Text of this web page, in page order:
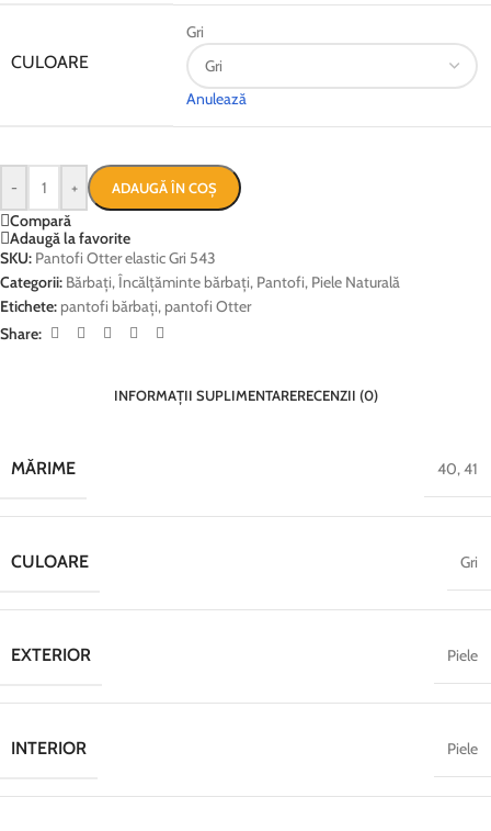
CULOARE
Gri
Anulează
- + ADAUGĂ ÎN COȘ
Compară
Adaugă la favorite
SKU: Pantofi Otter elastic Gri 543
Categorii: Bărbați, Încălțăminte bărbați, Pantofi, Piele Naturală
Etichete: pantofi bărbați, pantofi Otter
Share:
INFORMAȚII SUPLIMENTARERECENZII (0)
MĂRIME 40,41
CULOARE Gri
EXTERIOR Piele
INTERIOR Piele